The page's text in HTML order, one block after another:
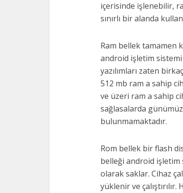
içerisinde işlenebilir,
sınırlı bir alanda
Ram bellek tamamen
android işletim
yazılımları zaten
512 mb ram a sahip
ve üzeri ram a sahip
sağlasalarda
bulunmamaktadır.
Rom bellek bir flash
belleği android işletim
olarak saklar. Cihaz
yüklenir ve